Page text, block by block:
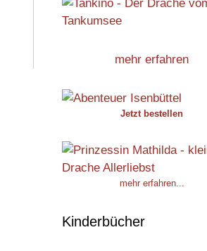
mehr erfahren
Jetzt bestellen
mehr erfahren...
Kinderbücher